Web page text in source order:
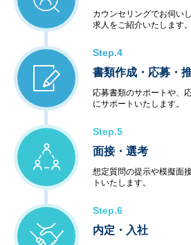
カウンセリングでお伺い
求人をご紹介いたします。
Step.4
書類作成・応募・
応募書類のサポートや、
にサポートいたします。
Step.5
面接・選考
想定質問の提示や模擬面
トいたします。
Step.6
内定・入社